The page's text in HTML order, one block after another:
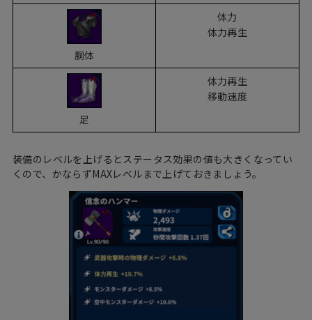
胴体
体力
体力再生
足
体力再生
移動速度
装備のレベルを上げるとステータス効果の値も大きくなってい
くので、かならずMAXレベルまで上げておきましょう。